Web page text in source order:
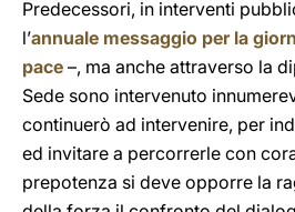
Predecessori, in interventi
l’annuale messaggio per la
pace –, ma anche attraverso la
Sede sono intervenuto
continuerò ad intervenire, per
ed invitare a percorrerle con
prepotenza si deve opporre la